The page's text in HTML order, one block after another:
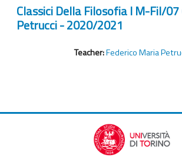
Classici Della Filosofia I M-Fil/
Petrucci - 2020/2021
Teacher:Federico Maria